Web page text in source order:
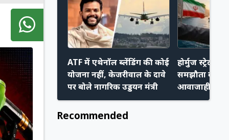
ATF में एथेनॉल ब्लेंडिंग की कोई
योजना नहीं, केजरीवाल के दावे
पर बोले नागरिक उड्डयन मंत्री
होर्मुज स्ट्रेट
समझौता
आवाजाही हो
Recommended